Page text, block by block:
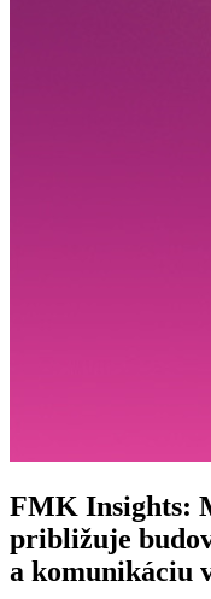
FMK Insights:
približuje
a komunikáciu